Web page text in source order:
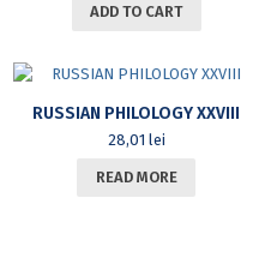
ADD TO CART
RUSSIAN PHILOLOGY XXVIII
28,01 lei
READ MORE